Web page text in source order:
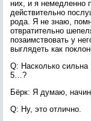
них, и я немедленно
действительно
рода. Я не знаю,
отвратительно
позаимствовать у
выглядеть как
Q: Насколько
5…?
Бёрк: Я думаю,
Q: Ну, это отлично.